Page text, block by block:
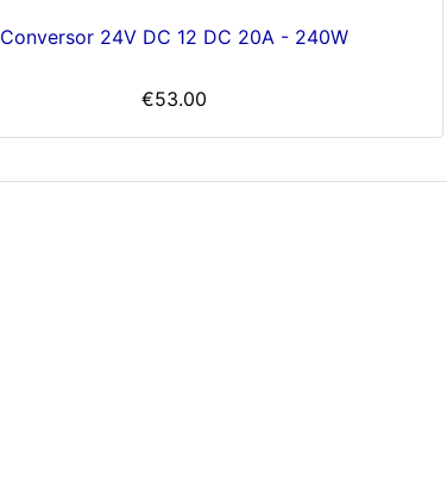
Conversor 24V DC 12 DC 20A - 240W
€53.00